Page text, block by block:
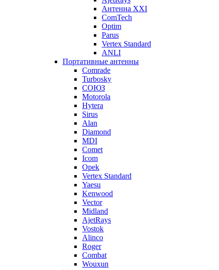
Антенна XXI
ComTech
Optim
Parus
Vertex Standard
ANLI
Портативные антенны
Comrade
Turbosky
СОЮЗ
Motorola
Hytera
Sirus
Alan
Diamond
MDI
Comet
Icom
Opek
Vertex Standard
Yaesu
Kenwood
Vector
Midland
AjetRays
Vostok
Alinco
Roger
Combat
Wouxun